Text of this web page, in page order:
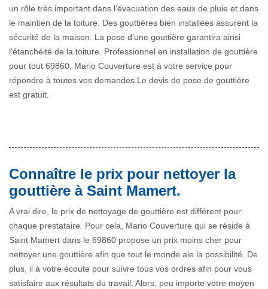
un rôle très important dans l’évacuation des eaux de pluie et dans
le maintien de la toiture. Des gouttières bien installées assurent la
sécurité de la maison. La pose d'une gouttière garantira ainsi
l'étanchéité de la toiture. Professionnel en installation de gouttière
pour tout 69860, Mario Couverture est à votre service pour
répondre à toutes vos demandes.Le devis de pose de gouttière
est gratuit.
Connaître le prix pour nettoyer la
gouttière à Saint Mamert.
A vrai dire, le prix de nettoyage de gouttière est différent pour
chaque prestataire. Pour cela, Mario Couverture qui se réside à
Saint Mamert dans le 69860 propose un prix moins cher pour
nettoyer une gouttière afin que tout le monde aie la possibilité. De
plus, il à votre écoute pour suivre tous vos ordres afin pour vous
satisfaire aux résultats du travail. Alors, peu importe votre moyen